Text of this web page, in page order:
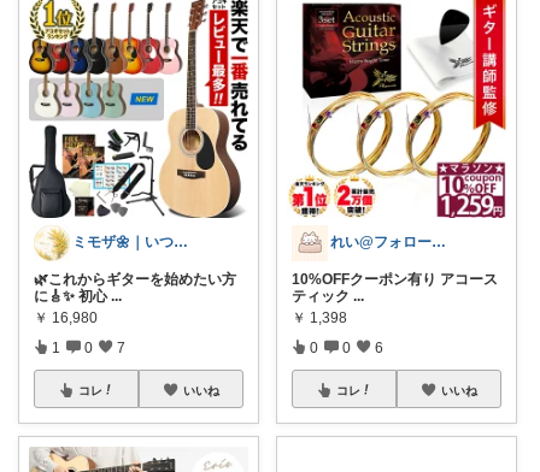
ミモザ🌼｜いつもありがとうございます✨
🌿これからギターを始めたい方
に🎸✨ 初心 ...
￥ 16,980
1 0 7
コレ いいね
れい@フォロー＆経由購入感謝です♪
10%OFFクーポン有り アコース
ティック ...
￥ 1,398
0 0 6
コレ いいね